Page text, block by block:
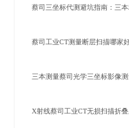
蔡司三坐标代测避坑指南：三
蔡司工业CT测量断层扫描哪家
三本测量蔡司光学三坐标影像
X射线蔡司工业CT无损扫描折